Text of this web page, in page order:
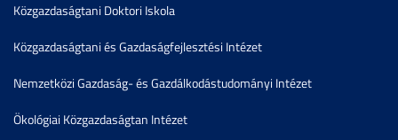
Közgazdaságtani Doktori Iskola
Közgazdaságtani és Gazdaságfejlesztési Intézet
Nemzetközi Gazdaság- és Gazdálkodástudományi Intézet
Ökológiai Közgazdaságtan Intézet